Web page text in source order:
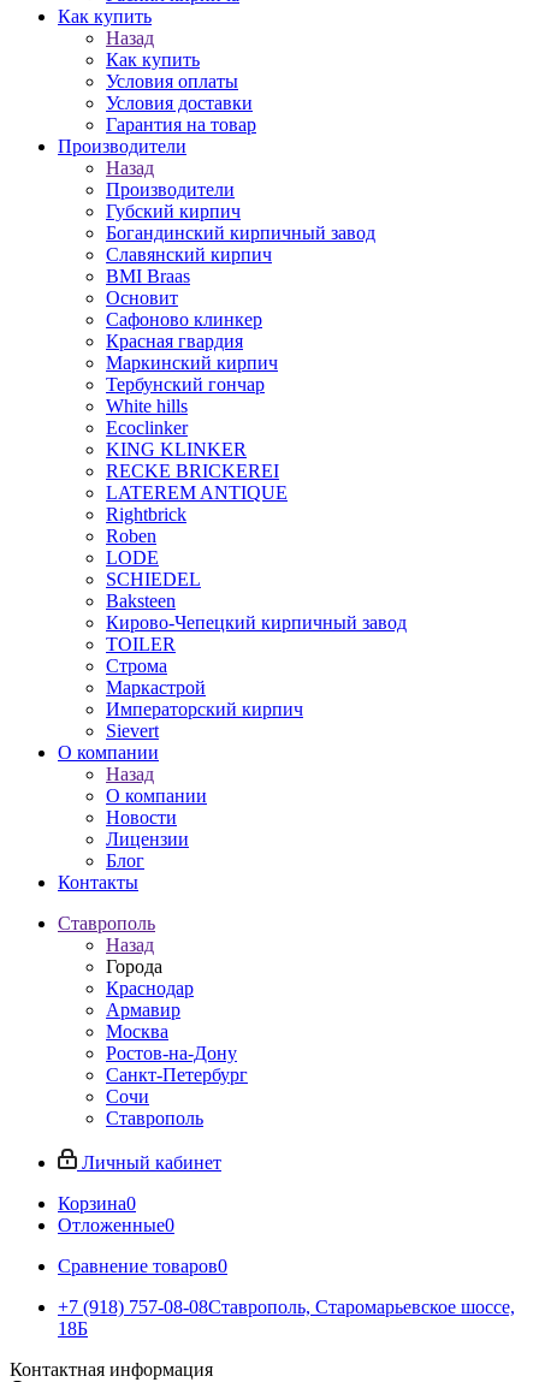
Как купить
Назад
Как купить
Условия оплаты
Условия доставки
Гарантия на товар
Производители
Назад
Производители
Губский кирпич
Богандинский кирпичный завод
Славянский кирпич
BMI Braas
Основит
Сафоново клинкер
Красная гвардия
Маркинский кирпич
Тербунский гончар
White hills
Ecoclinker
KING KLINKER
RECKE BRICKEREI
LATEREM ANTIQUE
Rightbrick
Roben
LODE
SCHIEDEL
Baksteen
Кирово-Чепецкий кирпичный завод
TOILER
Строма
Маркастрой
Императорский кирпич
Sievert
О компании
Назад
О компании
Новости
Лицензии
Блог
Контакты
Ставрополь
Назад
Города
Краснодар
Армавир
Москва
Ростов-на-Дону
Санкт-Петербург
Сочи
Ставрополь
Личный кабинет
Корзина0
Отложенные0
Сравнение товаров0
+7 (918) 757-08-08Ставрополь, Старомарьевское шоссе,
18Б
Контактная информация